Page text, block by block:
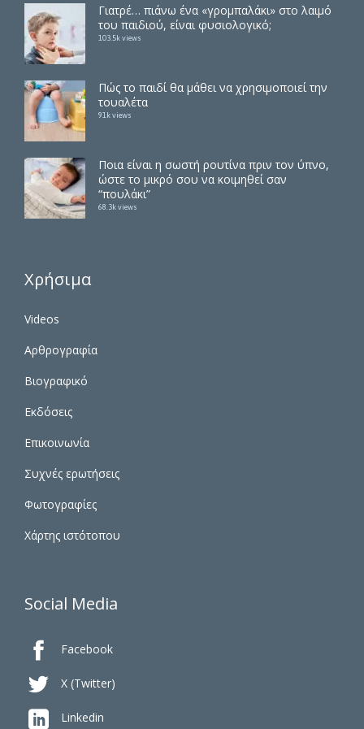
Γιατρέ… πιάνω ένα «γρομπαλάκι» στο λαιμό
του παιδιού, είναι φυσιολογικό;
103.5k views
Πώς το παιδί θα μάθει να χρησιμοποιεί την
τουαλέτα
91k views
Ποια είναι η σωστή ρουτίνα πριν τον ύπνο,
ώστε το μικρό σου να κοιμηθεί σαν
“πουλάκι”
68.3k views
Χρήσιμα
Videos
Αρθρογραφία
Βιογραφικό
Εκδόσεις
Επικοινωνία
Συχνές ερωτήσεις
Φωτογραφίες
Χάρτης ιστότοπου
Social Media
 Facebook
 X (Twitter)
 Linkedin